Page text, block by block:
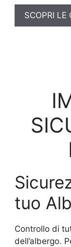
SCOPRI LE
tuo
Controllo di
dell’albergo.